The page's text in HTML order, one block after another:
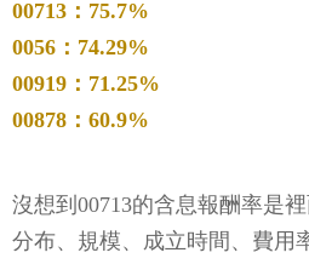
00713：75.7%
0056：74.29%
00919：71.25%
00878：60.9%
沒想到00713的含息報酬率是
分布、規模、成立時間、費用